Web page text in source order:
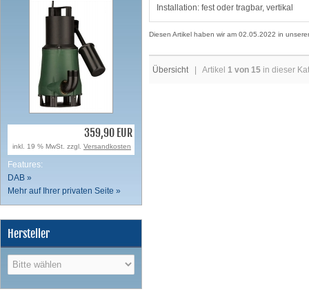
359,90 EUR
inkl. 19 % MwSt. zzgl. Versandkosten
Features:
DAB »
Mehr auf Ihrer privaten Seite »
Hersteller
Installation: fest oder tragbar, vertikal
Diesen Artikel haben wir am 02.05.2022 in
Übersicht| Artikel 1 von 15 in dieser